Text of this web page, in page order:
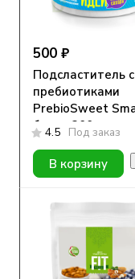
500 ₽
Подсластитель с
пребиотиками
PrebioSweet
банка 300гр.
4.5 Под заказ
В корзину